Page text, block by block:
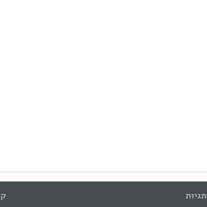
תגיות